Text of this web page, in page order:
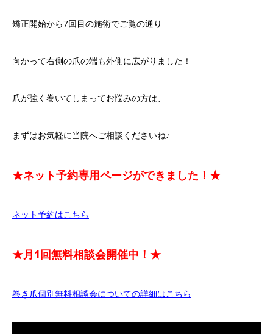
矯正開始から7回目の施術でご覧の通り
向かって右側の爪の端も外側に広がりました！
爪が強く巻いてしまってお悩みの方は、
まずはお気軽に当院へご相談くださいね♪
★ネット予約専用ページができました！★
ネット予約はこちら
★月1回無料相談会開催中！★
巻き爪個別無料相談会についての詳細はこちら